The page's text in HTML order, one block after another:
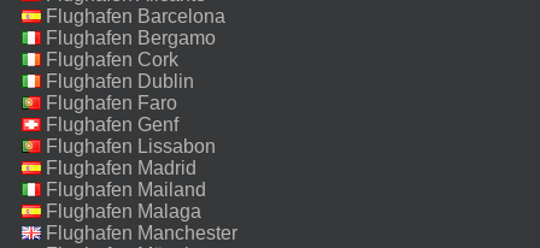
Flughafen Barcelona
Flughafen Bergamo
Flughafen Cork
Flughafen Dublin
Flughafen Faro
Flughafen Genf
Flughafen Lissabon
Flughafen Madrid
Flughafen Mailand
Malpensa
Flughafen Malaga
Flughafen Manchester